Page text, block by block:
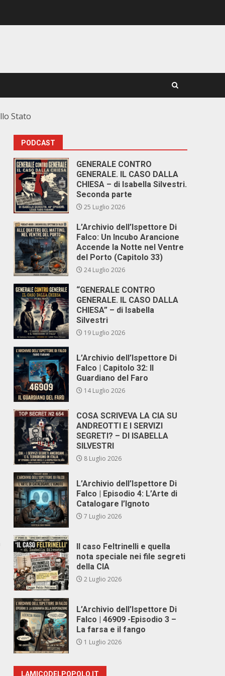
Stato
PODCAST
GENERALE CONTRO
GENERALE. IL CASO DALLA
CHIESA – di Isabella Silvestri.
Seconda parte
25 Luglio 2026
L’Archivio dell’Ispettore Di
Falco: Un Incubo Arancione
Accende la Notte nel Ventre
del Porto (Capitolo 33)
24 Luglio 2026
“GENERALE CONTRO
GENERALE. IL CASO DALLA
CHIESA” – di Isabella
Silvestri
19 Luglio 2026
L’Archivio dell’Ispettore Di
Falco | Capitolo 32: Il
Guardiano del Faro
14 Luglio 2026
COSA SCRIVEVA LA CIA SU
ANDREOTTI E I SERVIZI
SEGRETI? – DI ISABELLA
SILVESTRI
8 Luglio 2026
L’Archivio dell’Ispettore Di
Falco | Episodio 4: L’Arte di
Catalogare l’Ignoto
7 Luglio 2026
Il caso Feltrinelli e quella
nota speciale nei file segreti
della CIA
2 Luglio 2026
L’Archivio dell’Ispettore Di
Falco | 46909 -Episodio 3 –
La farsa e il fango
1 Luglio 2026
LAMICODELPOPOLO.IT